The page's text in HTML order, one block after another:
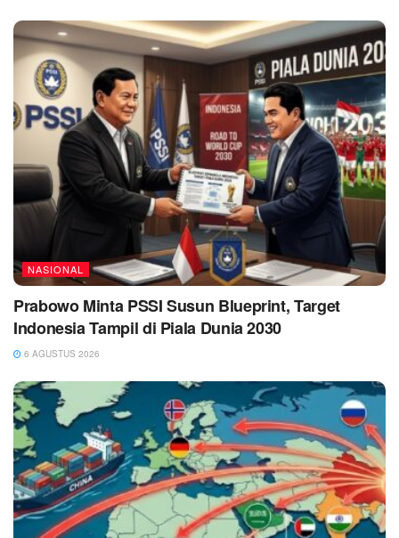
NASIONAL
Prabowo Minta PSSI Susun Blueprint, Target
Indonesia Tampil di Piala Dunia 2030
6 AGUSTUS 2026